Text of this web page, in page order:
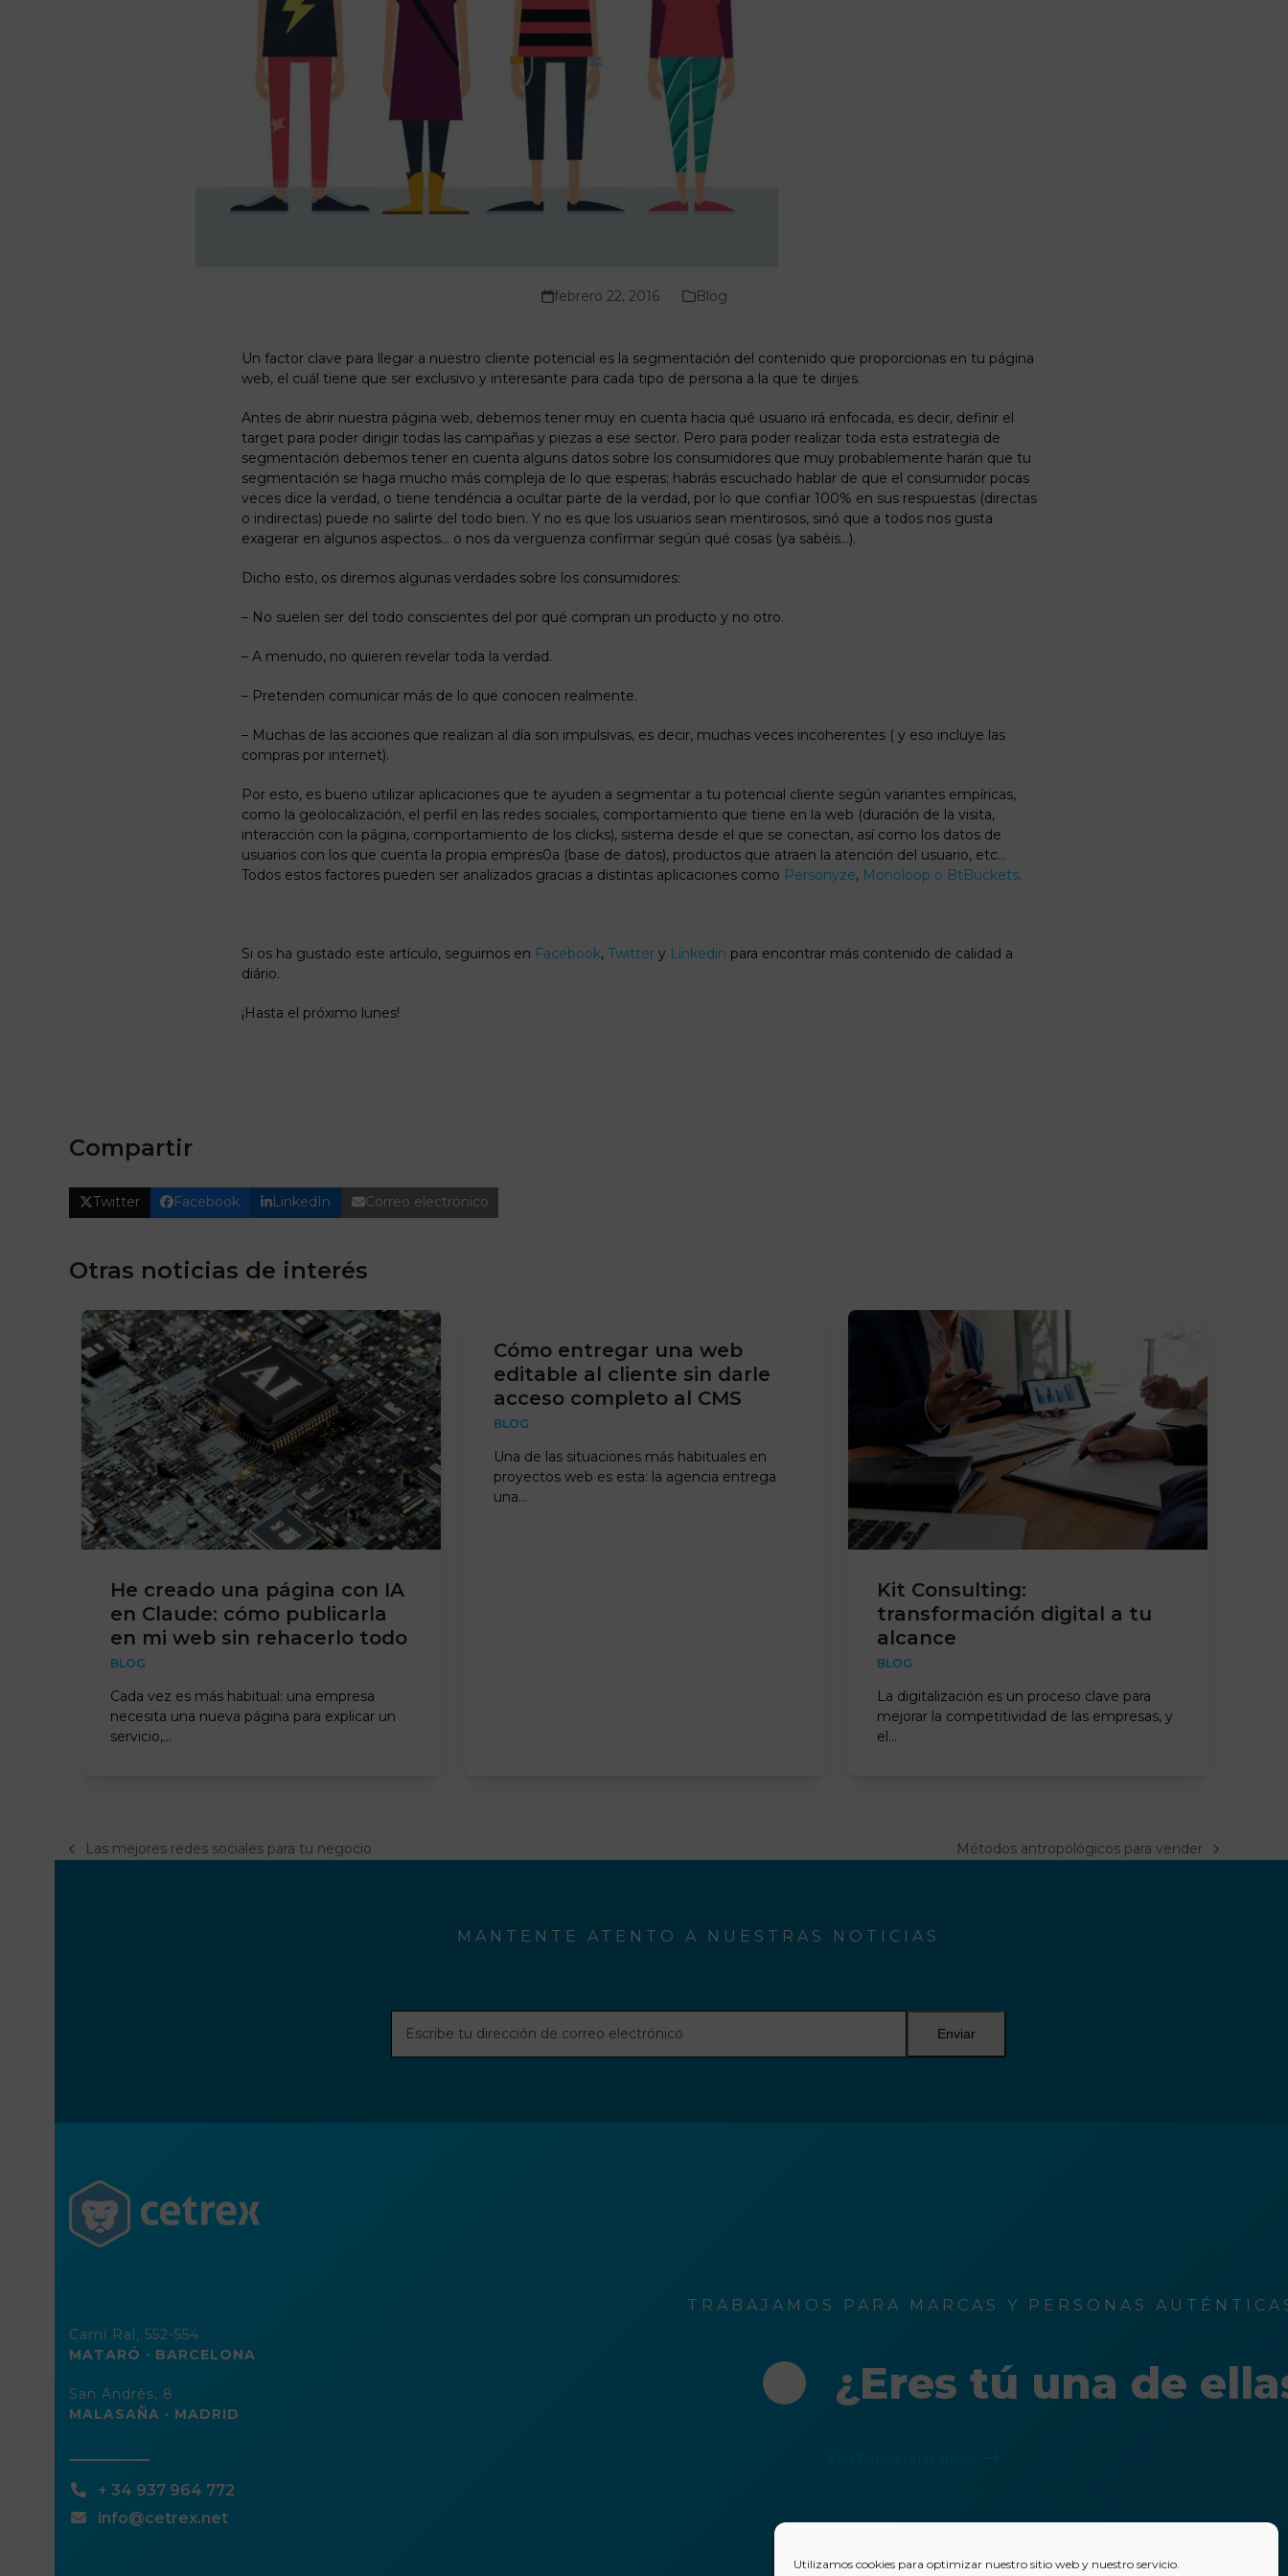
Utilizamos cookies para optimizar nuestro sitio web y nuestro servicio.
febrero 22, 2016 Blog
Un factor clave para llegar a nuestro cliente potencial es la segmentación del contenido que proporcionas en tu página
web, el cuál tiene que ser exclusivo y interesante para cada tipo de persona a la que te dirijes.
Antes de abrir nuestra página web, debemos tener muy en cuenta hacia qué usuario irá enfocada, es decir, definir el
target para poder dirigir todas las campañas y piezas a ese sector. Pero para poder realizar toda esta estrategia de
segmentación debemos tener en cuenta alguns datos sobre los consumidores que muy probablemente harán que tu
segmentación se haga mucho más compleja de lo que esperas; habrás escuchado hablar de que el consumidor pocas
veces dice la verdad, o tiene tendéncia a ocultar parte de la verdad, por lo que confiar 100% en sus respuestas (directas
o indirectas) puede no salirte del todo bien. Y no es que los usuarios sean mentirosos, sinó que a todos nos gusta
exagerar en algunos aspectos… o nos da verguenza confirmar según qué cosas (ya sabéis…).
Dicho esto, os diremos algunas verdades sobre los consumidores:
– No suelen ser del todo conscientes del por qué compran un producto y no otro.
– A menudo, no quieren revelar toda la verdad.
– Pretenden comunicar más de lo que conocen realmente.
– Muchas de las acciones que realizan al día son impulsivas, es decir, muchas veces incoherentes ( y eso incluye las
compras por internet).
Por esto, es bueno utilizar aplicaciones que te ayuden a segmentar a tu potencial cliente según variantes empíricas,
como la geolocalización, el perfil en las redes sociales, comportamiento que tiene en la web (duración de la visita,
interacción con la página, comportamiento de los clicks), sistema desde el que se conectan, así como los datos de
usuarios con los que cuenta la propia empres0a (base de datos), productos que atraen la atención del usuario, etc…
Todos estos factores pueden ser analizados gracias a distintas aplicaciones como Personyze, Monoloop o BtBuckets.
Si os ha gustado este artículo, seguirnos en Facebook, Twitter y Linkedin para encontrar más contenido de calidad a
diário.
¡Hasta el próximo lunes!
Compartir
Twitter Facebook LinkedIn Correo electrónico
Otras noticias de interés
He creado una página con IA
en Claude: cómo publicarla
en mi web sin rehacerlo todo
BLOG
Cada vez es más habitual: una empresa
necesita una nueva página para explicar un
servicio,…
Cómo entregar una web
editable al cliente sin darle
acceso completo al CMS
BLOG
Una de las situaciones más habituales en
proyectos web es esta: la agencia entrega
una…
Kit Consulting:
transformación digital a tu
alcance
BLOG
La digitalización es un proceso clave para
mejorar la competitividad de las empresas, y
el…
previous
Las mejores redes sociales para tu negocio
next
Métodos antropológicos para vender
MANTENTE ATENTO A NUESTRAS NOTICIAS
dirección
Enviar
Camí Ral, 552-554
MATARÓ · BARCELONA
San Andrés, 8
MALASAÑA · MADRID
+ 34 937 964 772
info@cetrex.net
TRABAJAMOS PARA MARCAS Y PERSONAS
¿Eres tú una de